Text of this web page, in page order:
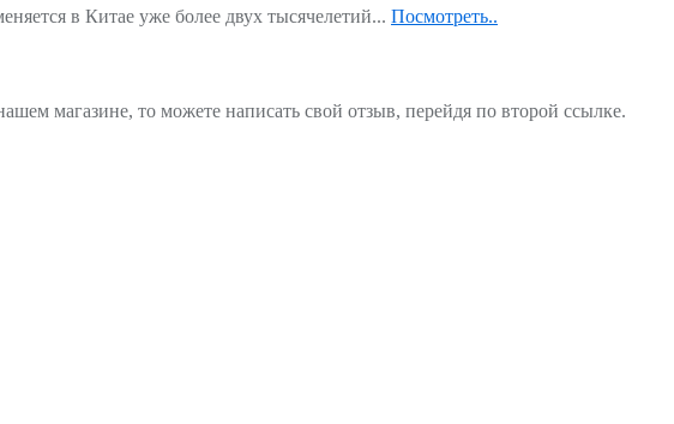
в Китае уже более двух тысячелетий... Посмотреть..
магазине, то можете написать свой отзыв, перейдя по второй ссылке.